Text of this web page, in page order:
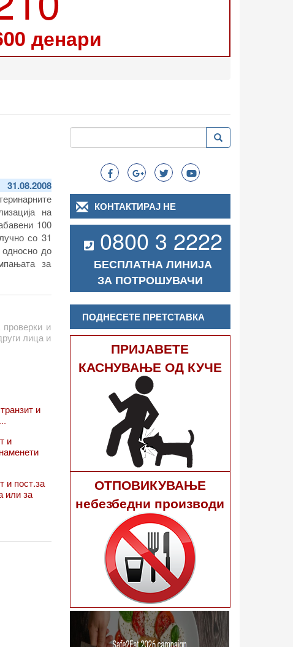
денари
31.08.2008
на
100
со 31
односно до
за
и
лица и
и
и
и пост.за
или за
Search
Пребарување Пребарување
КОНТАКТИРАЈ НЕ
0800 3 2222
БЕСПЛАТНА ЛИНИЈА
ЗА ПОТРОШУВАЧИ
ПОДНЕСЕТЕ ПРЕТСТАВКА
ПРИЈАВЕТЕ
КАСНУВАЊЕ ОД КУЧЕ
ОТПОВИКУВАЊЕ
небезбедни производи